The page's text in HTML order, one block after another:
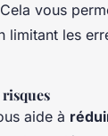
vous
limitant les
aide à